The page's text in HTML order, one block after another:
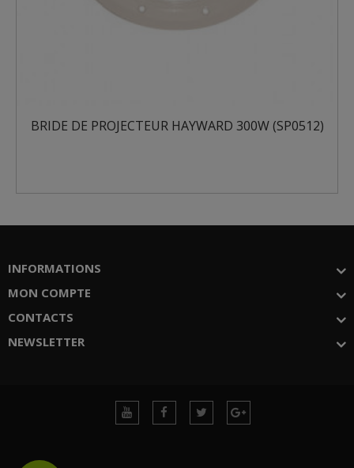
BRIDE DE PROJECTEUR HAYWARD 300W (SP0512)
INFORMATIONS
MON COMPTE
CONTACTS
NEWSLETTER